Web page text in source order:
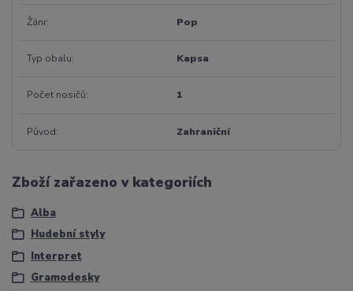
Žánr Pop
Typ obalu Kapsa
Počet nosičů 1
Původ Zahraniční
Zboží zařazeno v kategoriích
Alba
Hudební styly
Interpret
Gramodesky